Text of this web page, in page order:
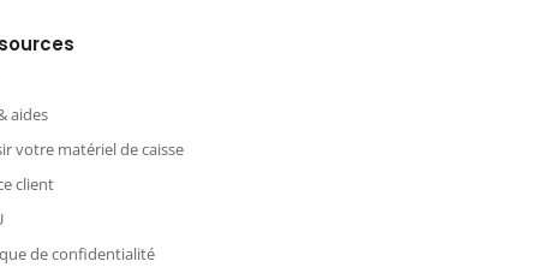
aides
votre matériel de caisse
client
de confidentialité